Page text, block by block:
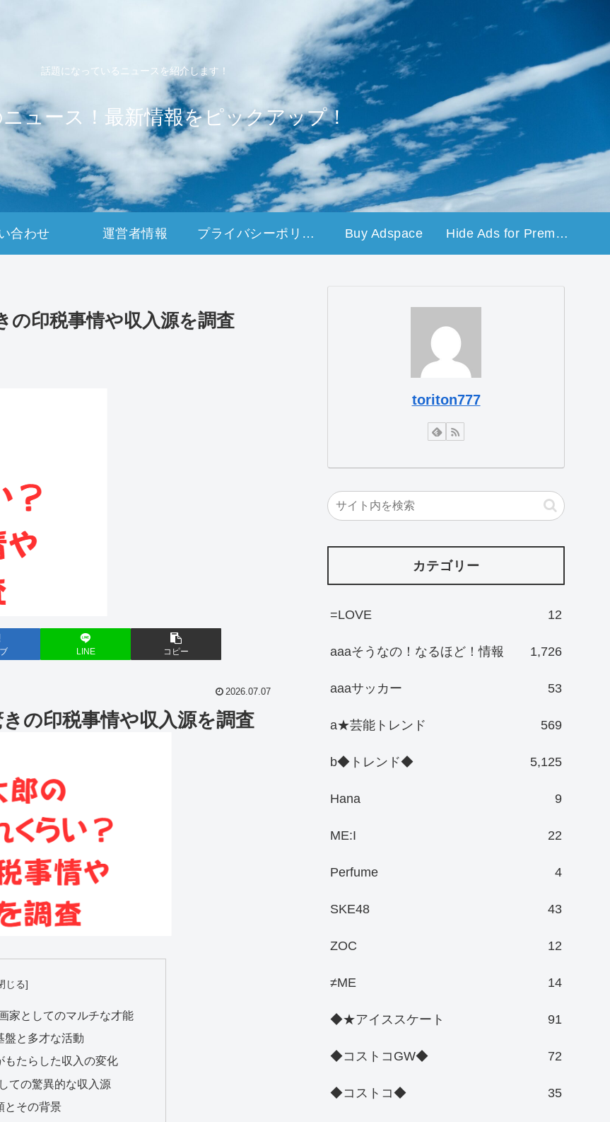
話題になっているニュースを紹介します！
ュース！最新情報をピックアップ！
合わせ 運営者情報 プライバシーポリシー Buy Adspace Hide Ads for Premium Members
の印税事情や収入源を調査
LINE コピー
2026.07.07
の印税事情や収入源を調査
家としてのマルチな才能
盤と多才な活動
もたらした収入の変化
ての驚異的な収入源
とその背景
toriton777
カテゴリー
=LOVE 12
aaaそうなの！なるほど！情報 1,726
aaaサッカー 53
a★芸能トレンド 569
b◆トレンド◆ 5,125
Hana 9
ME:I 22
Perfume 4
SKE48 43
ZOC 12
≠ME 14
◆★アイススケート 91
◆コストコGW◆ 72
◆コストコ◆ 35